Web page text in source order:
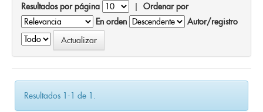
Resultados por página | Ordenar por
En orden
Autor/registro
Resultados 1-1 de 1.